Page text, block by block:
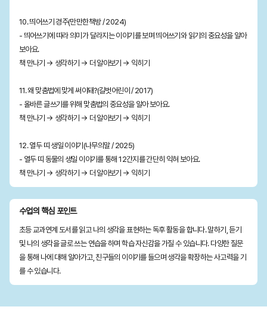
10. 띄어쓰기 경주(만만한책방 / 2024)
- 띄어쓰기에 따라 의미가 달라지는 이야기를 보며 띄어쓰기와 읽기의 중요성을 알아
보아요.
책 만나기 → 생각하기 → 더 알아보기 → 익히기
11. 왜 맞춤법에 맞게 써야돼?(길벗어린이 / 2017)
- 올바른 글쓰기를 위해 맞춤법의 중요성을 알아 보아요.
책 만나기 → 생각하기 → 더 알아보기 → 익히기
12. 열두 띠 생일 이야기(나무의말 / 2025)
- 열두 띠 동물의 생일 이야기를 통해 12간지를 간단히 익혀 보아요.
책 만나기 → 생각하기 → 더 알아보기 → 익히기
수업의 핵심 포인트
초등 교과연계 도서를 읽고 나의 생각을 표현하는 독후 활동을 합니다. 말하기, 듣기
및 나의 생각을 글로 쓰는 연습을 하며 학습 자신감을 가질 수 있습니다. 다양한 질문
을 통해 나에 대해 알아가고, 친구들의 이야기를 들으며 생각을 확장하는 사고력을 기
를 수 있습니다.